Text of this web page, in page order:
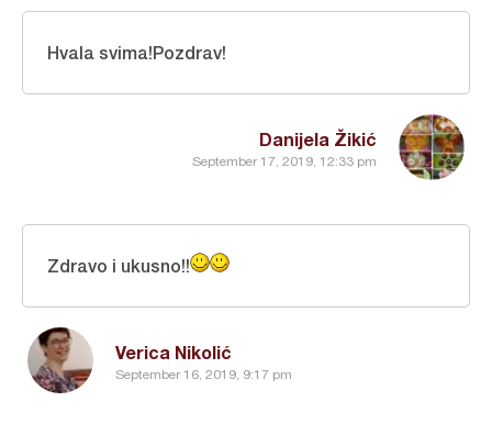
Danijela Žikić
September 17, 2019, 12:33 pm
Hvala svima!Pozdrav!
Verica Nikolić
September 16, 2019, 9:17 pm
Zdravo i ukusno!!